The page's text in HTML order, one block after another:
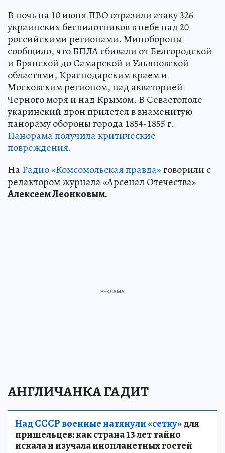
В ночь на 10 июня ПВО отразили атаку 326
украинских беспилотников в небе над 20
российскими регионами. Минобороны
сообщило, что БПЛА сбивали от Белгородской
и Брянской до Самарской и Ульяновской
областями, Краснодарским краем и
Московским регионом, над акваторией
Черного моря и над Крымом. В Севастополе
укаринский дрон прилетел в знаменитую
панораму обороны города 1854-1855 г.
Панорама получила критические
повреждения.
НаРадио «Комсомольская правда»говорили с
редактором журнала «Арсенал Отечества»
Алексеем Леонковым.
АНГЛИЧАНКА ГАДИТ
Над СССР военные натянули «сетку»для
пришельцев: как страна 13 лет тайно
искала и изучала инопланетных гостей